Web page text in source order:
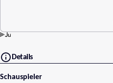
Details
Schauspieler